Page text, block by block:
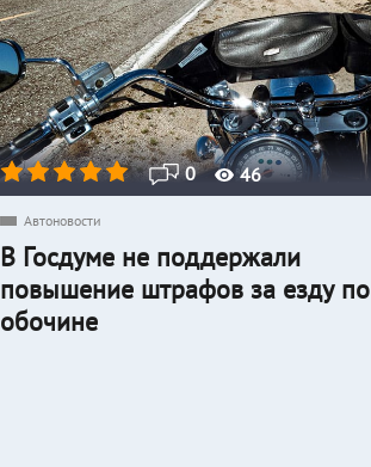
0 46
Автоновости
В Госдуме не поддержали
повышение штрафов за езду по
обочине